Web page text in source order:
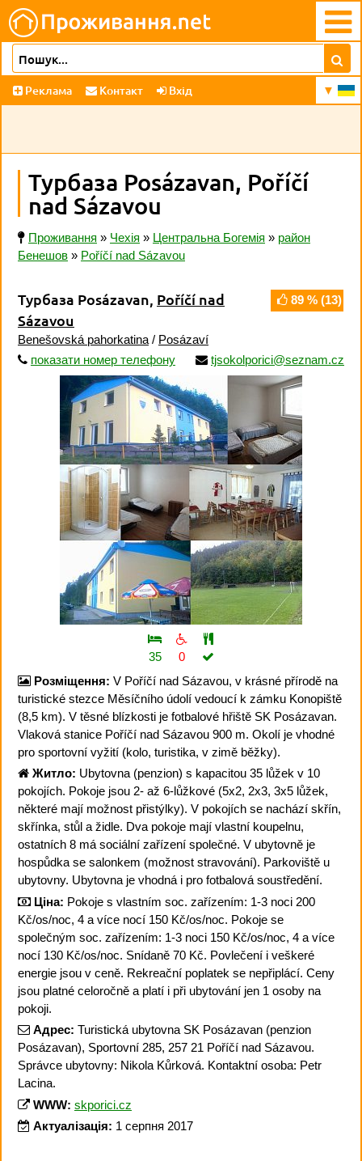
Реклама Контакт Вхід
Турбаза Posázavan, Poříčí
nad Sázavou
Проживання » Чехія » Центральна Богемія » район
Бенешов » Poříčí nad Sázavou
89 % (13)
Турбаза Posázavan, Poříčí nad
Sázavou
Benešovská pahorkatina / Posázaví
показати номер телефону
tjsokolporici@seznam.cz
35
0
Розміщення: V Poříčí nad Sázavou, v krásné přírodě na
turistické stezce Měsíčního údolí vedoucí k zámku Konopiště
(8,5 km). V těsné blízkosti je fotbalové hřiště SK Posázavan.
Vlaková stanice Poříčí nad Sázavou 900 m. Okolí je vhodné
pro sportovní vyžití (kolo, turistika, v zimě běžky).
Житло: Ubytovna (penzion) s kapacitou 35 lůžek v 10
pokojích. Pokoje jsou 2- až 6-lůžkové (5x2, 2x3, 3x5 lůžek,
některé mají možnost přistýlky). V pokojích se nachází skřín,
skřínka, stůl a židle. Dva pokoje mají vlastní koupelnu,
ostatních 8 má sociální zařízení společné. V ubytovně je
hospůdka se salonkem (možnost stravování). Parkoviště u
ubytovny. Ubytovna je vhodná i pro fotbalová soustředění.
Ціна: Pokoje s vlastním soc. zařízením: 1-3 noci 200
Kč/os/noc, 4 a více nocí 150 Kč/os/noc. Pokoje se
společným soc. zařízením: 1-3 noci 150 Kč/os/noc, 4 a více
nocí 130 Kč/os/noc. Snídaně 70 Kč. Povlečení i veškeré
energie jsou v ceně. Rekreační poplatek se nepřiplácí. Ceny
jsou platné celoročně a platí i při ubytování jen 1 osoby na
pokoji.
Адрес: Turistická ubytovna SK Posázavan (penzion
Posázavan), Sportovní 285, 257 21 Poříčí nad Sázavou.
Správce ubytovny: Nikola Kůrková. Kontaktní osoba: Petr
Lacina.
WWW: skporici.cz
Актуалізація: 1 серпня 2017